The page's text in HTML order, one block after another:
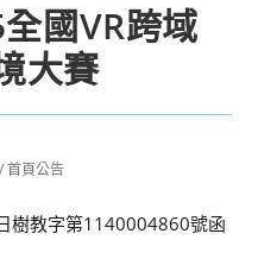
國VR跨域
大賽
/ 首頁公告
樹教字第1140004860號函